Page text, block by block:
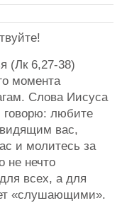
(Лк 6,27-38)
момента
Слова Иисуса
любите
вас,
и молитесь за
не нечто
всех, а для
«слушающими».